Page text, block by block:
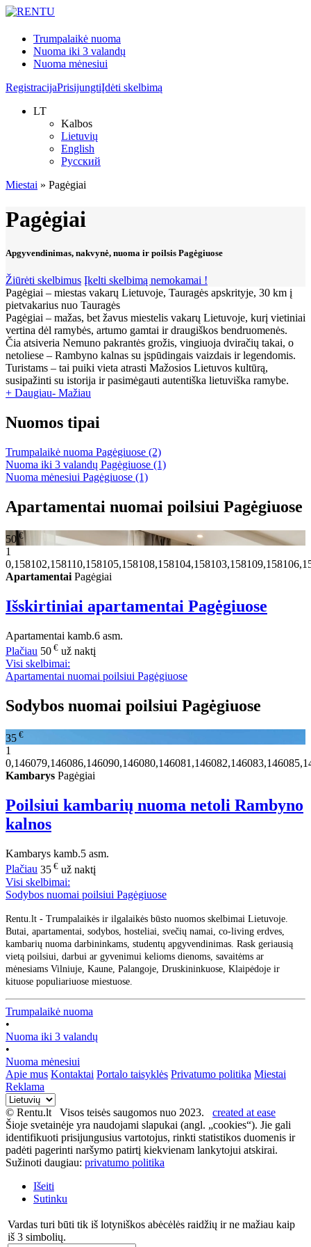
Trumpalaikė nuoma
Nuoma iki 3 valandų
Nuoma mėnesiui
RegistracijaPrisijungtiĮdėti skelbimą
LT
Kalbos
Lietuvių
English
Русский
Miestai » Pagėgiai
Pagėgiai
Apgyvendinimas, nakvynė, nuoma ir poilsis Pagėgiuose
Žiūrėti skelbimus Įkelti skelbimą nemokamai !
Pagėgiai – miestas vakarų Lietuvoje, Tauragės apskrityje, 30 km į
pietvakarius nuo Tauragės
Pagėgiai – mažas, bet žavus miestelis vakarų Lietuvoje, kurį vietiniai
vertina dėl ramybės, artumo gamtai ir draugiškos bendruomenės.
Čia atsiveria Nemuno pakrantės grožis, vingiuoja dviračių takai, o
netoliese – Rambyno kalnas su įspūdingais vaizdais ir legendomis.
Turistams – tai puiki vieta atrasti Mažosios Lietuvos kultūrą,
susipažinti su istorija ir pasimėgauti autentiška lietuviška ramybe.
+ Daugiau- Mažiau
Nuomos tipai
Trumpalaikė nuoma Pagėgiuose (2)
Nuoma iki 3 valandų Pagėgiuose (1)
Nuoma mėnesiui Pagėgiuose (1)
Apartamentai nuomai poilsiui Pagėgiuose
50€
1
Apartamentai Pagėgiai
Išskirtiniai apartamentai Pagėgiuose
Apartamentai kamb.6 asm.
Plačiau 50 € už naktį
Visi skelbimai:
Apartamentai nuomai poilsiui Pagėgiuose
Sodybos nuomai poilsiui Pagėgiuose
35 €
1
Kambarys Pagėgiai
Poilsiui kambarių nuoma netoli Rambyno
kalnos
Kambarys kamb.5 asm.
Plačiau 35 € už naktį
Visi skelbimai:
Sodybos nuomai poilsiui Pagėgiuose
Rentu.lt - Trumpalaikės ir ilgalaikės būsto nuomos skelbimai Lietuvoje.
Butai, apartamentai, sodybos, hosteliai, svečių namai, co-living erdves,
kambarių nuoma darbininkams, studentų apgyvendinimas. Rask geriausią
vietą poilsiui, darbui ar gyvenimui kelioms dienoms, savaitėms ar
mėnesiams Vilniuje, Kaune, Palangoje, Druskininkuose, Klaipėdoje ir
kituose populiariuose miestuose.
Trumpalaikė nuoma
•
Nuoma iki 3 valandų
•
Nuoma mėnesiui
Apie mus Kontaktai Portalo taisyklės Privatumo politika Miestai
Reklama
© Rentu.lt Visos teisės saugomos nuo 2023. created at ease
Šioje svetainėje yra naudojami slapukai (angl. „cookies“). Jie gali
identifikuoti prisijungusius vartotojus, rinkti statistikos duomenis ir
padėti pagerinti naršymo patirtį kiekvienam lankytojui atskirai.
Sužinoti daugiau: privatumo politika
Išeiti
Sutinku
Vardas turi būti tik iš lotyniškos abėcėlės raidžių ir ne mažiau kaip
iš 3 simbolių.